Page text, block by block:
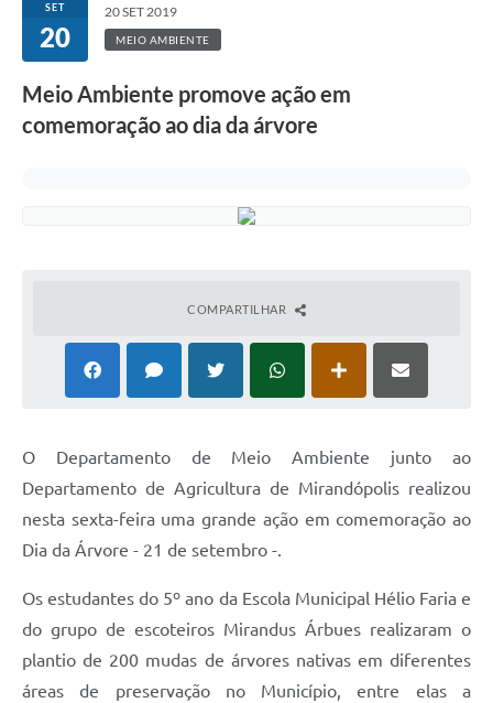
Concursos
Previdência Complementar
Ouvidoria
Terceiro Setor
Links
Serviços Online
Notícias
Contato
SET
20
20 SET 2019
MEIO AMBIENTE
Meio Ambiente promove ação em
comemoração ao dia da árvore
COMPARTILHAR
O Departamento de Meio Ambiente junto ao
Departamento de Agricultura de Mirandópolis realizou
nesta sexta-feira uma grande ação em comemoração ao
Dia da Árvore - 21 de setembro -.
Os estudantes do 5º ano da Escola Municipal Hélio Faria e
do grupo de escoteiros Mirandus Árbues realizaram o
plantio de 200 mudas de árvores nativas em diferentes
áreas de preservação no Município, entre elas a